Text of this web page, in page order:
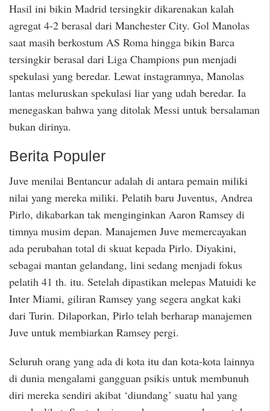
Hasil ini bikin Madrid tersingkir dikarenakan kalah
agregat 4-2 berasal dari Manchester City. Gol Manolas
saat masih berkostum AS Roma hingga bikin Barca
tersingkir berasal dari Liga Champions pun menjadi
spekulasi yang beredar. Lewat instagramnya, Manolas
lantas meluruskan spekulasi liar yang udah beredar. Ia
menegaskan bahwa yang ditolak Messi untuk bersalaman
bukan dirinya.
Berita Populer
Juve menilai Bentancur adalah di antara pemain miliki
nilai yang mereka miliki. Pelatih baru Juventus, Andrea
Pirlo, dikabarkan tak menginginkan Aaron Ramsey di
timnya musim depan. Manajemen Juve memercayakan
ada perubahan total di skuat kepada Pirlo. Diyakini,
sebagai mantan gelandang, lini sedang menjadi fokus
pelatih 41 th. itu. Setelah dipastikan melepas Matuidi ke
Inter Miami, giliran Ramsey yang segera angkat kaki
dari Turin. Dilaporkan, Pirlo telah berharap manajemen
Juve untuk membiarkan Ramsey pergi.
Seluruh orang yang ada di kota itu dan kota-kota lainnya
di dunia mengalami gangguan psikis untuk membunuh
diri mereka sendiri akibat ‘diundang’ suatu hal yang